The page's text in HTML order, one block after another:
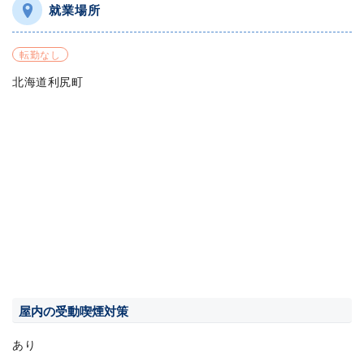
就業場所
転勤なし
北海道利尻町
屋内の受動喫煙対策
あり